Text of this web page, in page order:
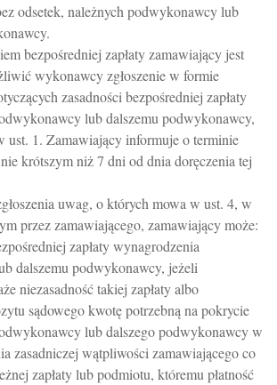
odsetek, należnych podwykonawcy lub
bezpośredniej zapłaty zamawiający jest
wykonawcy zgłoszenie w formie
zasadności bezpośredniej zapłaty
lub dalszemu podwykonawcy,
ust. 1. Zamawiający informuje o terminie
nie krótszym niż 7 dni od dnia doręczenia tej
uwag, o których mowa w ust. 4, w
przez zamawiającego, zamawiający może:
zapłaty wynagrodzenia
dalszemu podwykonawcy, jeżeli
niezasadność takiej zapłaty albo
sądowego kwotę potrzebną na pokrycie
lub dalszego podwykonawcy w
zasadniczej wątpliwości zamawiającego co
zapłaty lub podmiotu, któremu płatność